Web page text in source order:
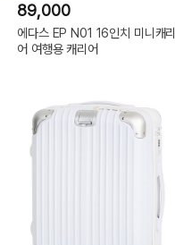
89,000
에다스 EP N01 16인치 미니캐리
어 여행용 캐리어